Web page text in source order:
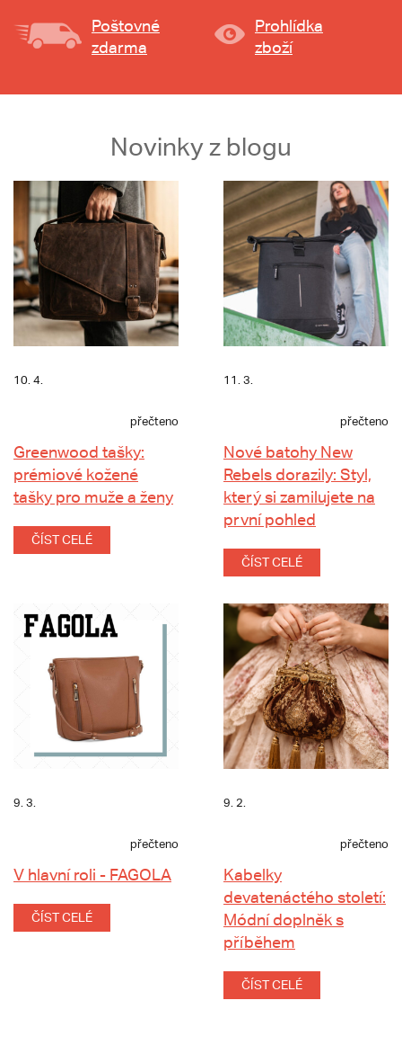
Poštovné
zdarma
Prohlídka
zboží
Novinky z blogu
10. 4.
přečteno
Greenwood tašky:
prémiové kožené
tašky pro muže a ženy
ČÍST CELÉ
11. 3.
přečteno
Nové batohy New
Rebels dorazily: Styl,
který si zamilujete na
první pohled
ČÍST CELÉ
9. 3.
přečteno
V hlavní roli - FAGOLA
ČÍST CELÉ
9. 2.
přečteno
Kabelky
devatenáctého století:
Módní doplněk s
příběhem
ČÍST CELÉ